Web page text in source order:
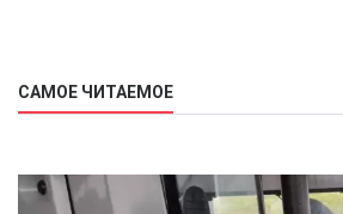
САМОЕ ЧИТАЕМОЕ